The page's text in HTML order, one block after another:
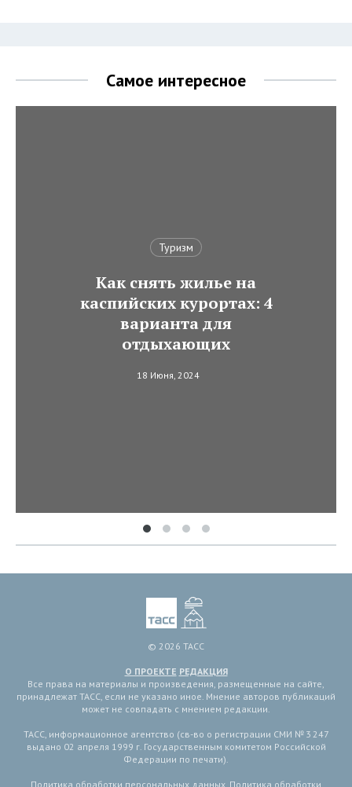
Самое интересное
Туризм
Как снять жилье на
каспийских курортах: 4
варианта для
отдыхающих
18 Июня, 2024
© 2026 ТАСС
О ПРОЕКТЕ РЕДАКЦИЯ
Все права на материалы и произведения, размещенные на сайте,
принадлежат ТАСС, если не указано иное. Мнение авторов публикаций
может не совпадать с мнением редакции.
ТАСС, информационное агентство (св-во о регистрации СМИ № 3 247
выдано 02 апреля 1999 г. Государственным комитетом Российской
Федерации по печати).
Политика обработки персональных данных Политика обработки